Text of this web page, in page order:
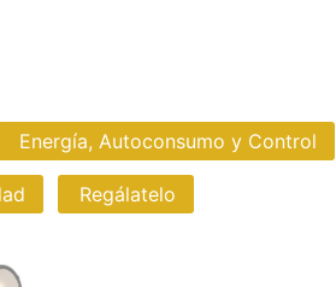
Energía, Autoconsumo y Control
Regálatelo